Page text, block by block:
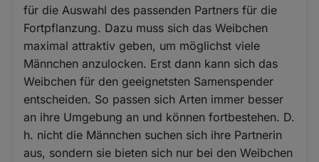
für die Auswahl des passenden Partners für die
Fortpflanzung. Dazu muss sich das Weibchen
maximal attraktiv geben, um möglichst viele
Männchen anzulocken. Erst dann kann sich das
Weibchen für den geeignetsten Samenspender
entscheiden. So passen sich Arten immer besser
an ihre Umgebung an und können fortbestehen. D.
h. nicht die Männchen suchen sich ihre Partnerin
aus, sondern sie bieten sich nur bei den Weibchen